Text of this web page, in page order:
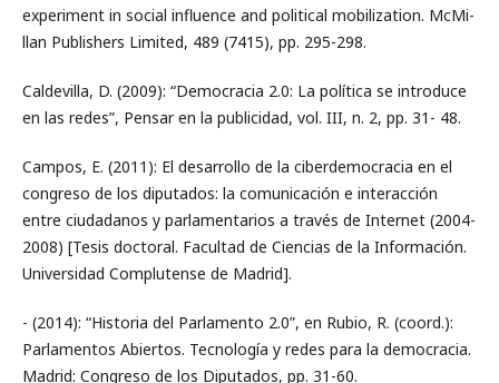
experiment in social influence and political mobilization. McMi-
llan Publishers Limited, 489 (7415), pp. 295-298.
Caldevilla, D. (2009): “Democracia 2.0: La política se introduce
en las redes”, Pensar en la publicidad, vol. III, n. 2, pp. 31- 48.
Campos, E. (2011): El desarrollo de la ciberdemocracia en el
congreso de los diputados: la comunicación e interacción
entre ciudadanos y parlamentarios a través de Internet (2004-
2008) [Tesis doctoral. Facultad de Ciencias de la Información.
Universidad Complutense de Madrid].
- (2014): “Historia del Parlamento 2.0”, en Rubio, R. (coord.):
Parlamentos Abiertos. Tecnología y redes para la democracia.
Madrid: Congreso de los Diputados, pp. 31-60.